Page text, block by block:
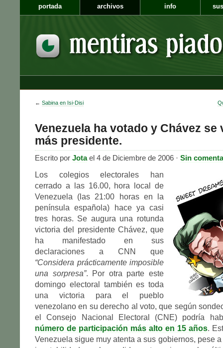
portada archivos info
← Sabina en Isi-Disi
Venezuela ha votado y Chávez se
más presidente.
Escrito por Jotael 4 de Diciembre de 2006 · Sin
Los colegios electorales han
cerrado a las 16.00, hora local de
Venezuela (las 21:00 horas en la
península española) hace ya casi
tres horas. Se augura una rotunda
victoria del presidente Chávez, que
ha manifestado en sus
declaraciones a CNN que
“Considera prácticamente imposible
una sorpresa”. Por otra parte este
domingo electoral también es toda
una victoria para el pueblo
venezolano en su derecho al voto, que según
el Consejo Nacional Electoral (CNE) podría
número de participación más alto en 15 años.
Venezuela sigue muy atenta a sus gobiernos, pese